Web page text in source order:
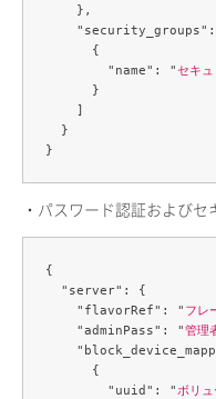
    },
      {
        "name": "
セキ
      }
    ]
  }
・パスワード認証および
{
  "server": {
    "flavorRef": "
フレ
    "adminPass": "
管理
      {
        "uuid": "
ボリ